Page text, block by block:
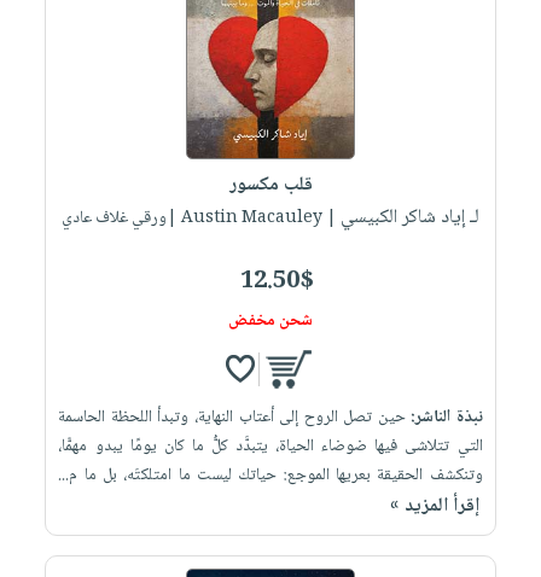
قلب مكسور
لـ إياد شاكر الكبيسي | Austin Macauley |ورقي غلاف عادي
12.50$
شحن مخفض
نبذة الناشر:حين تصل الروح إلى أعتاب النهاية، وتبدأ اللحظة الحاسمة
التي تتلاشى فيها ضوضاء الحياة، يتبدَّد كلُّ ما كان يومًا يبدو مهمًّا،
وتنكشف الحقيقة بعريها الموجع: حياتك ليست ما امتلكتَه، بل ما م...
إقرأ المزيد »